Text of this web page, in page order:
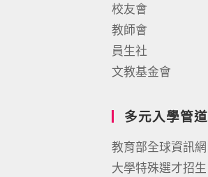
校友會
教師會
員生社
文教基金會
多元入學管道
教育部全球資訊網
大學特殊選才招生